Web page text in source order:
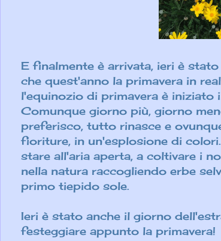
E finalmente è arrivata, ieri è
che quest'anno la primavera in
l'equinozio di primavera è
Comunque giorno più, giorno
preferisco, tutto rinasce e
fioriture, in un'esplosione di
stare all'aria aperta, a coltivare i
nella natura raccogliendo erbe
primo tiepido sole.
Ieri è stato anche il giorno
festeggiare appunto la primavera!